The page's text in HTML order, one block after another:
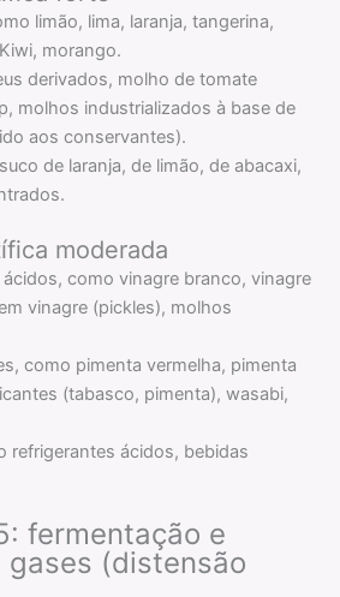
limão, lima, laranja, tangerina,
morango.
derivados, molho de tomate
molhos industrializados à base de
aos conservantes).
de laranja, de limão, de abacaxi,
moderada
como vinagre branco, vinagre
vinagre (pickles), molhos
como pimenta vermelha, pimenta
(tabasco, pimenta), wasabi,
refrigerantes ácidos, bebidas
fermentação e
gases (distensão